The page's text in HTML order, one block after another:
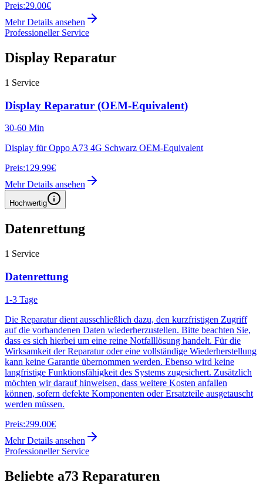
Preis:29.00€
Mehr Details ansehen
Professioneller Service
Display Reparatur
1 Service
Display Reparatur (OEM-Equivalent)
30-60 Min
Display für Oppo A73 4G Schwarz OEM-Equivalent
Preis:129.99€
Mehr Details ansehen
Hochwertig
Datenrettung
1 Service
Datenrettung
1-3 Tage
Die Reparatur dient ausschließlich dazu, den kurzfristigen Zugriff
auf die vorhandenen Daten wiederherzustellen. Bitte beachten Sie,
dass es sich hierbei um eine reine Notfalllösung handelt. Für die
Wirksamkeit der Reparatur oder eine vollständige Wiederherstellung
kann keine Garantie übernommen werden. Ebenso wird keine
langfristige Funktionsfähigkeit des Systems zugesichert. Zusätzlich
möchten wir darauf hinweisen, dass weitere Kosten anfallen
können, sofern defekte Komponenten oder Ersatzteile ausgetauscht
werden müssen.
Preis:299.00€
Mehr Details ansehen
Professioneller Service
Beliebte a73 Reparaturen